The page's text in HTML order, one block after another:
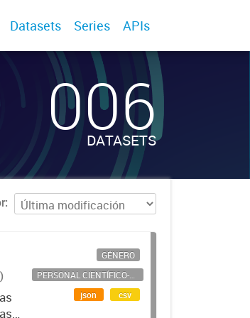
Datasets Series APIs
006
DATASETS
GÉNERO
PERSONAL CIENTÍFICO-TECNOLÓGICO
json
csv